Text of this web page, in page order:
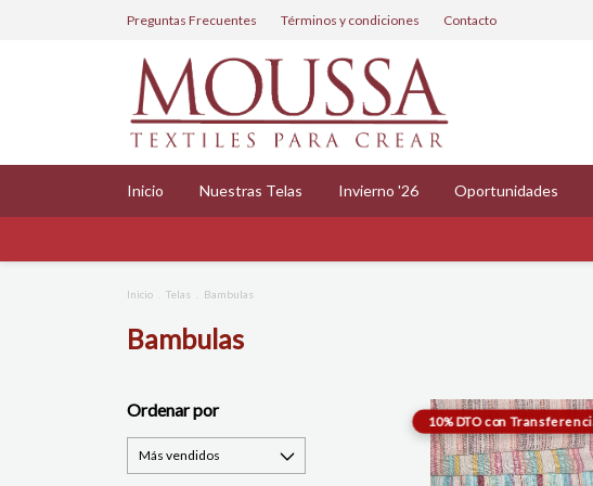
Preguntas Frecuentes Términos y condiciones Contacto
Inicio Nuestras Telas Invierno '26 Oportunidades
Inicio Telas Bambulas
Bambulas
Ordenar por